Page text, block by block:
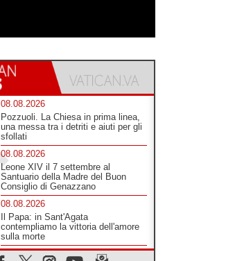
08.08.2026
Pozzuoli. La Chiesa in prima linea,
una messa tra i detriti e aiuti per gli
sfollati
08.08.2026
Leone XIV il 7 settembre al
Santuario della Madre del Buon
Consiglio di Genazzano
08.08.2026
Il Papa: in Sant'Agata
contempliamo la vittoria dell'amore
sulla morte
08.08.2026